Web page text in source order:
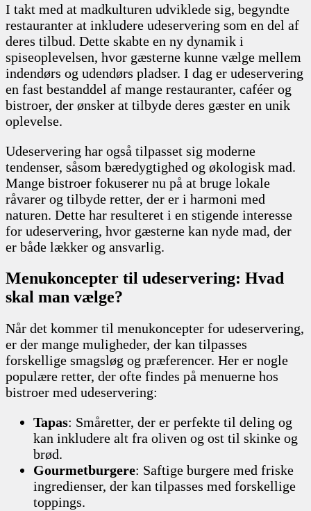
I takt med at madkulturen udviklede sig, begyndte
restauranter at inkludere udeservering som en del af
deres tilbud. Dette skabte en ny dynamik i
spiseoplevelsen, hvor gæsterne kunne vælge mellem
indendørs og udendørs pladser. I dag er udeservering
en fast bestanddel af mange restauranter, caféer og
bistroer, der ønsker at tilbyde deres gæster en unik
oplevelse.
Udeservering har også tilpasset sig moderne
tendenser, såsom bæredygtighed og økologisk mad.
Mange bistroer fokuserer nu på at bruge lokale
råvarer og tilbyde retter, der er i harmoni med
naturen. Dette har resulteret i en stigende interesse
for udeservering, hvor gæsterne kan nyde mad, der
er både lækker og ansvarlig.
Menukoncepter til udeservering: Hvad
skal man vælge?
Når det kommer til menukoncepter for udeservering,
er der mange muligheder, der kan tilpasses
forskellige smagsløg og præferencer. Her er nogle
populære retter, der ofte findes på menuerne hos
bistroer med udeservering:
Tapas: Småretter, der er perfekte til deling og
kan inkludere alt fra oliven og ost til skinke og
brød.
Gourmetburgere: Saftige burgere med friske
ingredienser, der kan tilpasses med forskellige
toppings.